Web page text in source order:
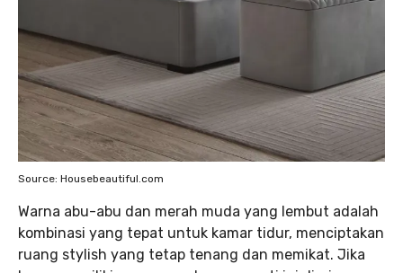
Source: Housebeautiful.com
Warna abu-abu dan merah muda yang lembut adalah
kombinasi yang tepat untuk kamar tidur, menciptakan
ruang stylish yang tetap tenang dan memikat. Jika